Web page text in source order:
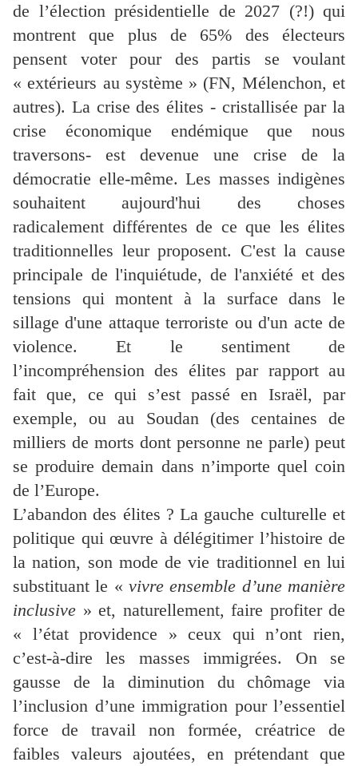
de l’élection présidentielle de 2027 (?!) qui
montrent que plus de 65% des électeurs
pensent voter pour des partis se voulant
« extérieurs au système » (FN, Mélenchon, et
autres). La crise des élites - cristallisée par la
crise économique endémique que nous
traversons- est devenue une crise de la
démocratie elle-même. Les masses indigènes
souhaitent aujourd'hui des choses
radicalement différentes de ce que les élites
traditionnelles leur proposent. C'est la cause
principale de l'inquiétude, de l'anxiété et des
tensions qui montent à la surface dans le
sillage d'une attaque terroriste ou d'un acte de
violence. Et le sentiment de
l’incompréhension des élites par rapport au
fait que, ce qui s’est passé en Israël, par
exemple, ou au Soudan (des centaines de
milliers de morts dont personne ne parle) peut
se produire demain dans n’importe quel coin
de l’Europe.
L’abandon des élites ? La gauche culturelle et
politique qui œuvre à délégitimer l’histoire de
la nation, son mode de vie traditionnel en lui
substituant le « vivre ensemble d’une manière
inclusive » et, naturellement, faire profiter de
« l’état providence » ceux qui n’ont rien,
c’est-à-dire les masses immigrées. On se
gausse de la diminution du chômage via
l’inclusion d’une immigration pour l’essentiel
force de travail non formée, créatrice de
faibles valeurs ajoutées, en prétendant que